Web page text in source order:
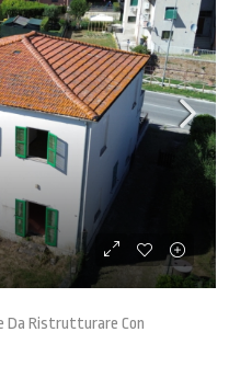
Da Ristrutturare Con